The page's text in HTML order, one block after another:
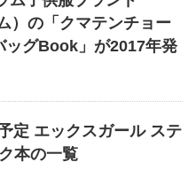
）の「クマテンチョー
ッグBook」が2017年発
定 エックスガール ステ
本の一覧